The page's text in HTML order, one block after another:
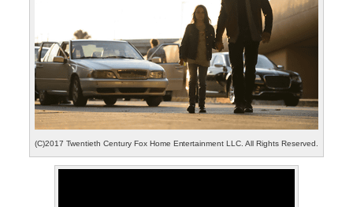
(C)2017 Twentieth Century Fox Home Entertainment LLC. All Rights Reserved.